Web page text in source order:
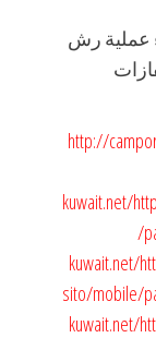
عملية رش
http://
kuwait.net/
/
kuwait.net/
sito/mobile/
kuwait.net/